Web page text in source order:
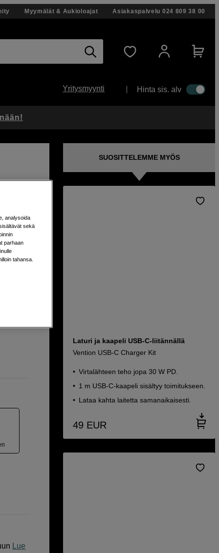
Myymälät & Aukioloajat Asiakaspalvelu 024 809 38 00
Yritysmyynti Hinta sis. alv
Lue
SUOSITTELEMME MYÖS
Laturi ja kaapeli USB-C-liitännällä
Vention USB-C Charger Kit
Virtalähteen teho jopa 30 W PD.
1 m USB-C-kaapeli sisältyy toimitukseen.
Lataa kahta laitetta samanaikaisesti.
49 EUR
analysoida
sekä
parhaan
tahansa.